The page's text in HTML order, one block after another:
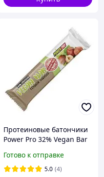
Протеиновые батончики
Power Pro 32% Vegan Bar
Готово к отправке
5.0 (4)